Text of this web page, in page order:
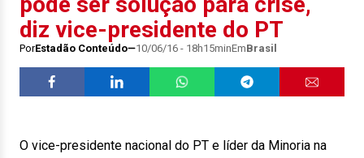
diz vice-presidente do PT
PorEstadão Conteúdo 10/06/16 - 18h15minEmBrasil
O vice-presidente nacional do PT e líder da Minoria na